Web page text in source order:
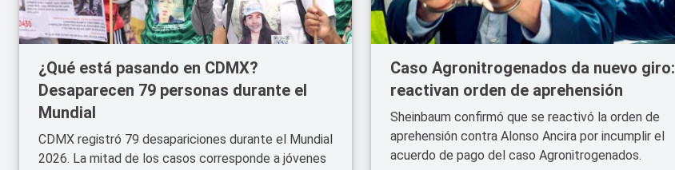
¿Qué está pasando en CDMX?
Desaparecen 79 personas durante el
Mundial
CDMX registró 79 desapariciones durante el Mundial
2026. La mitad de los casos corresponde a jóvenes
Caso Agronitrogenados da nuevo giro:
reactivan orden de aprehensión
Sheinbaum confirmó que se reactivó la orden de
aprehensión contra Alonso Ancira por incumplir el
acuerdo de pago del caso Agronitrogenados.